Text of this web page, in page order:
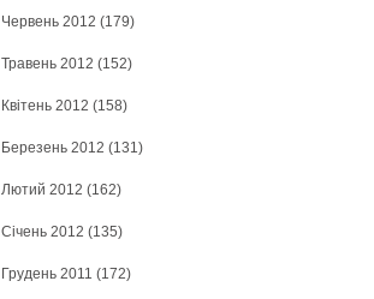
Червень 2012 (179)
Травень 2012 (152)
Квітень 2012 (158)
Березень 2012 (131)
Лютий 2012 (162)
Січень 2012 (135)
Грудень 2011 (172)